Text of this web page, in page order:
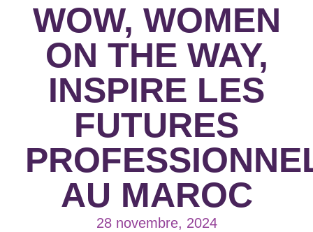
WOW, WOMEN
ON THE WAY,
INSPIRE LES
FUTURES
AU MAROC
28 novembre, 2024